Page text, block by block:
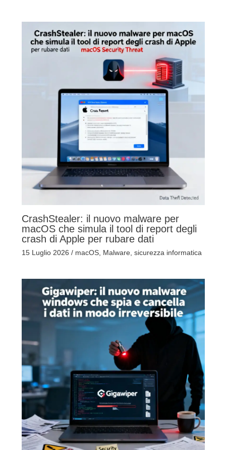
CrashStealer: il nuovo malware per
macOS che simula il tool di report degli
crash di Apple per rubare dati
15 Luglio 2026 / macOS, Malware, sicurezza informatica